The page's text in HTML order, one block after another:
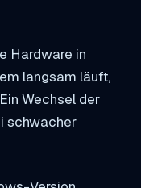
Hardware in
langsam läuft,
Wechsel der
schwacher